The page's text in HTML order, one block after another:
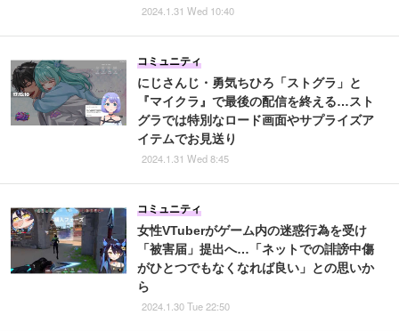
2024.1.31 Wed 10:40
にじさんじ・勇気ちひろ「ストグラ」と
『マイクラ』で最後の配信を終える…スト
グラでは特別なロード画面やサプライズア
イテムでお見送り
コミュニティ
2024.1.31 Wed 8:45
女性VTuberがゲーム内の迷惑行為を受け
「被害届」提出へ…「ネットでの誹謗中傷
がひとつでもなくなれば良い」との思いか
ら
コミュニティ
2024.1.30 Tue 22:50